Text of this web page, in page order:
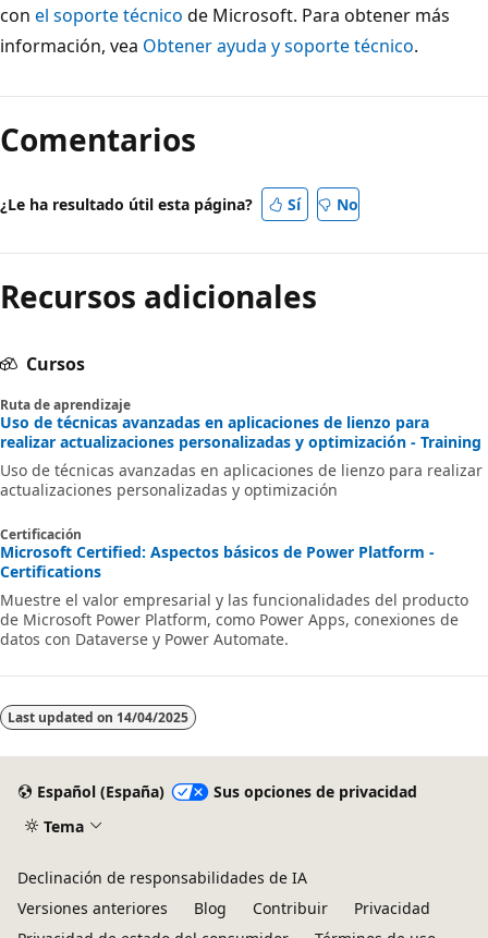
con el soporte técnico de Microsoft. Para obtener más
información, vea Obtener ayuda y soporte técnico.
Comentarios
¿Le ha resultado útil esta página? Sí No
Recursos adicionales
Cursos
Ruta de aprendizaje
Uso de técnicas avanzadas en aplicaciones de lienzo para
realizar actualizaciones personalizadas y optimización - Training
Uso de técnicas avanzadas en aplicaciones de lienzo para realizar
actualizaciones personalizadas y optimización
Certificación
Microsoft Certified: Aspectos básicos de Power Platform -
Certifications
Muestre el valor empresarial y las funcionalidades del producto
de Microsoft Power Platform, como Power Apps, conexiones de
datos con Dataverse y Power Automate.
Last updated on 14/04/2025
Español (España)
Sus opciones de privacidad
Tema
Declinación de responsabilidades de IA
Versiones anteriores
Blog Contribuir
Privacidad